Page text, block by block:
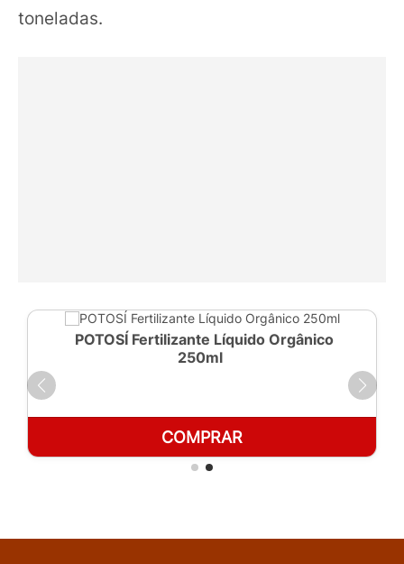
toneladas.
POTOSÍ Fertilizante Líquido Orgânico
250ml
COMPRAR